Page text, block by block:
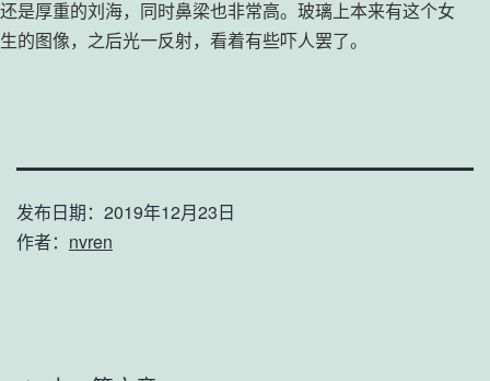
还是厚重的刘海，同时鼻梁也非常高。玻璃上本来有这个女
生的图像，之后光一反射，看着有些吓人罢了。
发布日期： 2019年12月23日
作者： nvren